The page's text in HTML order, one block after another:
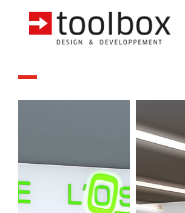
Pharmacie L’OSERAIE